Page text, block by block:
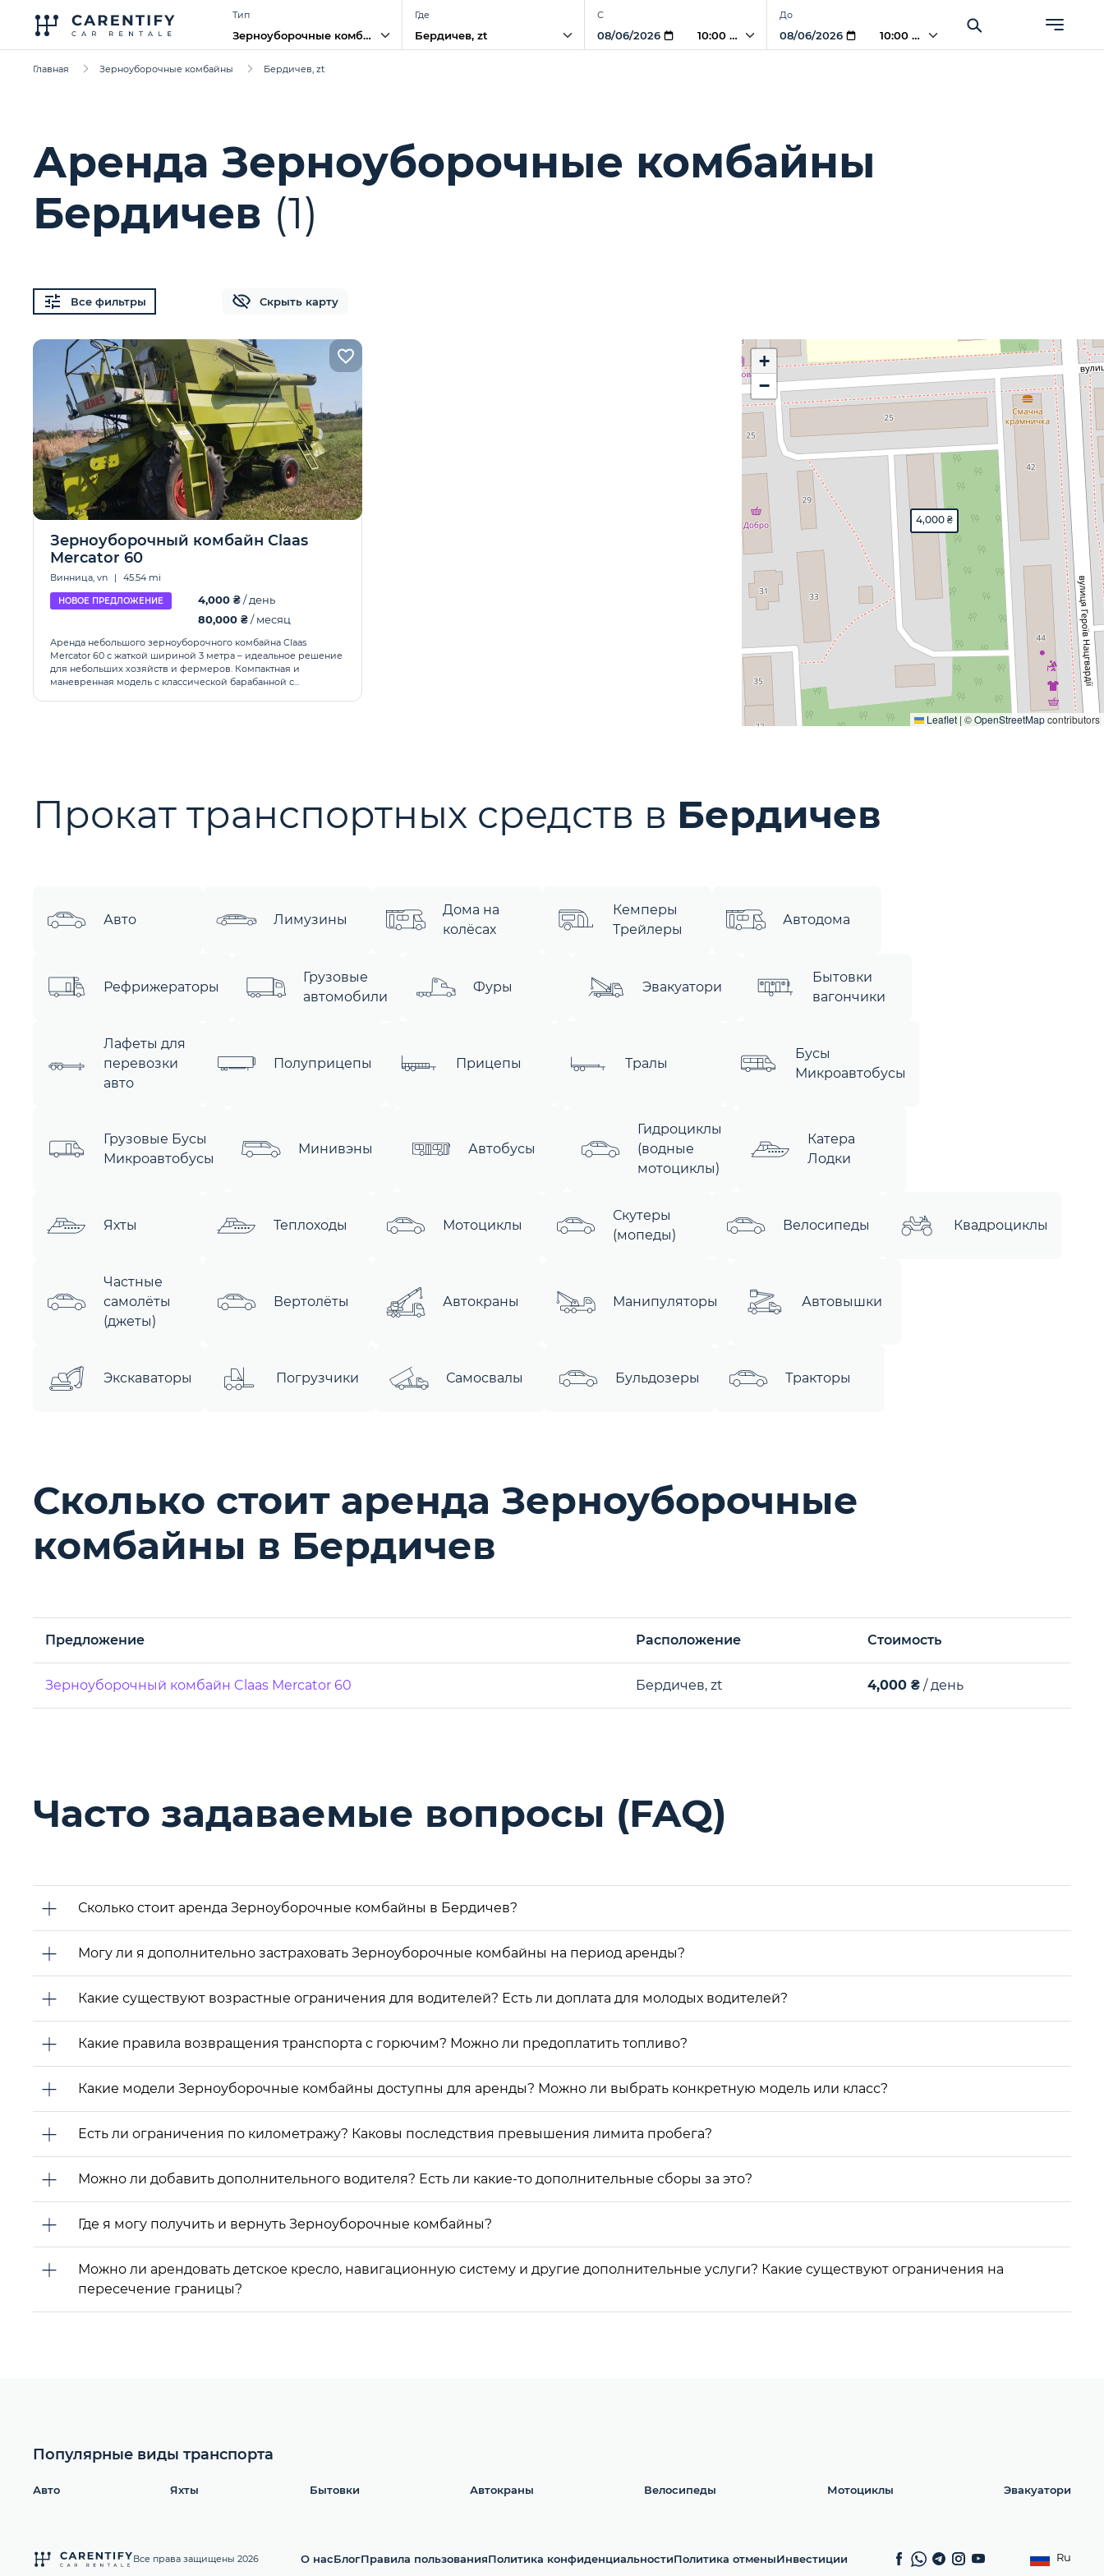
Тип
Зерноуборочные комбайны
Где С
10:00 PM
До
10:00 PM
Главная Зерноуборочные комбайны Бердичев, zt
Аренда Зерноуборочные комбайны
Бердичев (1)
Все фильтры Скрыть карту
4,000 ₴
+
−
Leaflet | ©OpenStreetMapcontributors
Зерноуборочный комбайн Claas
Mercator 60
Винница, vn | 45.54 mi
НОВОЕ ПРЕДЛОЖЕНИЕ 4,000 ₴/ день
80,000 ₴/ месяц
Аренда небольшого зерноуборочного комбайна Claas
Mercator 60 с жаткой шириной 3 метра – идеальное решение
для небольших хозяйств и фермеров. Компактная и
маневренная модель с классической барабанной с...
Прокат транспортных средств в Бердичев
Авто Лимузины
Дома на
колёсах
Кемперы
Трейлеры
Автодома
Рефрижераторы
Грузовые
автомобили
Фуры Эвакуатори
Бытовки
вагончики
Лафеты для
перевозки
авто
Полуприцепы Прицепы Тралы
Бусы
Микроавтобусы
Грузовые Бусы
Микроавтобусы
Минивэны Автобусы
Гидроциклы
(водные
мотоциклы)
Катера
Лодки
Яхты Теплоходы Мотоциклы
Скутеры
(мопеды)
Велосипеды Квадроциклы
Частные
самолёты
(джеты)
Вертолёты Автокраны Манипуляторы Автовышки
Экскаваторы Погрузчики Самосвалы Бульдозеры Тракторы
Сколько стоит аренда Зерноуборочные
комбайны в Бердичев
Предложение Расположение Стоимость
Зерноуборочный комбайн Claas Mercator 60 Бердичев, zt 4,000 ₴ / день
Часто задаваемые вопросы (FAQ)
Сколько стоит аренда Зерноуборочные комбайны в Бердичев?
Могу ли я дополнительно застраховать Зерноуборочные комбайны на период аренды?
Какие существуют возрастные ограничения для водителей? Есть ли доплата для молодых водителей?
Какие правила возвращения транспорта с горючим? Можно ли предоплатить топливо?
Какие модели Зерноуборочные комбайны доступны для аренды? Можно ли выбрать конкретную модель или класс?
Есть ли ограничения по километражу? Каковы последствия превышения лимита пробега?
Можно ли добавить дополнительного водителя? Есть ли какие-то дополнительные сборы за это?
Где я могу получить и вернуть Зерноуборочные комбайны?
Можно ли арендовать детское кресло, навигационную систему и другие дополнительные услуги? Какие существуют ограничения на
пересечение границы?
Популярные виды транспорта
Авто Яхты Бытовки Автокраны Велосипеды Мотоциклы Эвакуатори
Все права защищены 2026 О насБлогПравила пользованияПолитика конфиденциальностиПолитика отменыИнвестиции Ru